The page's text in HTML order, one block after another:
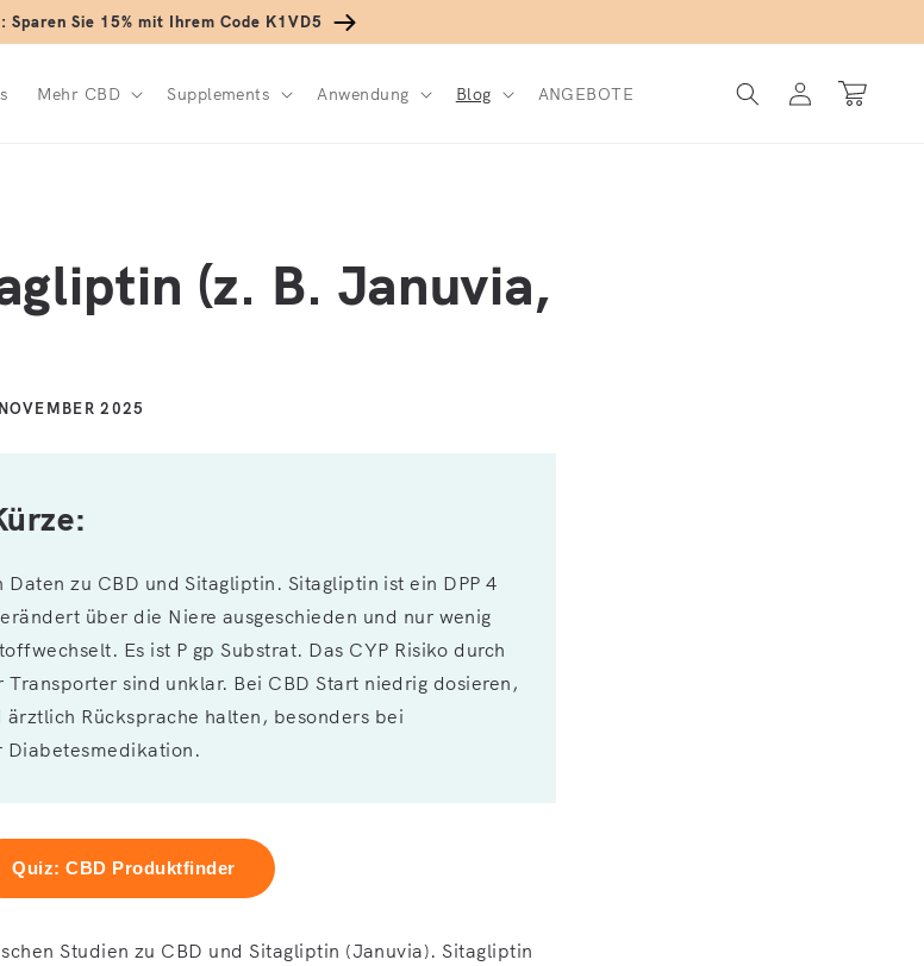
Sparen Sie 15% mit Ihrem Code K1VD5
Mehr CBD Supplements Anwendung Blog ANGEBOTE EinloggenWarenkorb
(z. B. Januvia,
2025
zu CBD und Sitagliptin. Sitagliptin ist ein DPP 4
über die Niere ausgeschieden und nur wenig
Es ist P gp Substrat. Das CYP Risiko durch
sind unklar. Bei CBD Start niedrig dosieren,
Rücksprache halten, besonders bei
Diabetesmedikation.
Quiz: CBD Produktfinder
Studien zu CBD und Sitagliptin (Januvia). Sitagliptin